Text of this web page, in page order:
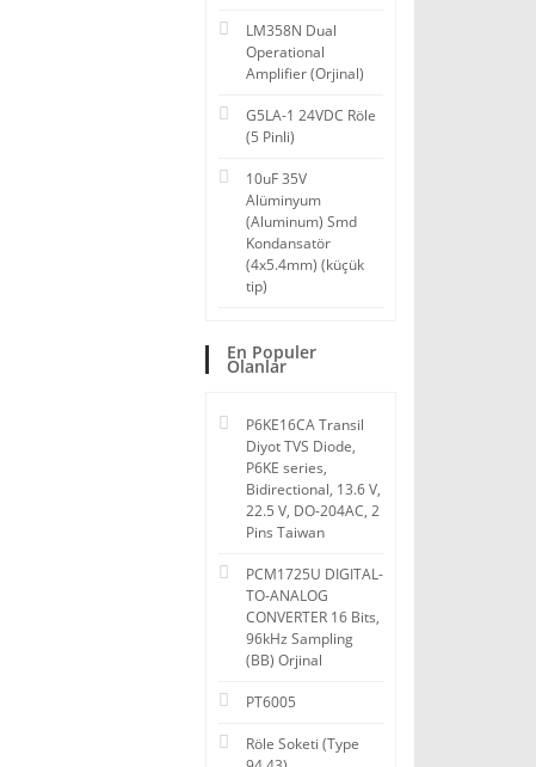
LM358N Dual
Operational
Amplifier (Orjinal)
G5LA-1 24VDC Röle
(5 Pinli)
10uF 35V
Alüminyum
(Aluminum) Smd
Kondansatör
(4x5.4mm) (küçük
tip)
En Populer
Olanlar
P6KE16CA Transil
Diyot TVS Diode,
P6KE series,
Bidirectional, 13.6 V,
22.5 V, DO-204AC, 2
Pins Taiwan
PCM1725U DIGITAL-
TO-ANALOG
CONVERTER 16 Bits,
96kHz Sampling
(BB) Orjinal
PT6005
Röle Soketi (Type